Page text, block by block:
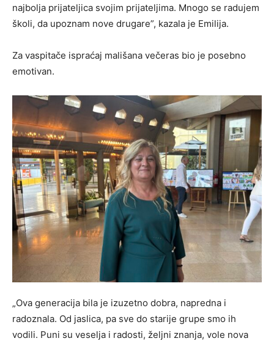
najbolja prijateljica svojim prijateljima. Mnogo se radujem
školi, da upoznam nove drugare”, kazala je Emilija.
Za vaspitače ispraćaj mališana večeras bio je posebno
emotivan.
„Ova generacija bila je izuzetno dobra, napredna i
radoznala. Od jaslica, pa sve do starije grupe smo ih
vodili. Puni su veselja i radosti, željni znanja, vole nova